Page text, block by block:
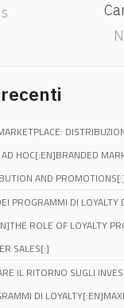
HOC[:EN]BRANDED
AND PROMOTIONS[:]
PROGRAMMI DI LOYALTY
ROLE OF LOYALTY
SALES[:]
IL RITORNO SUGLI
DI